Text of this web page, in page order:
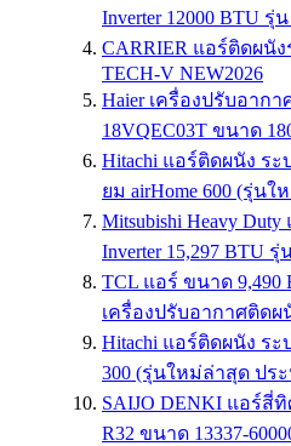
Inverter 12000 BTU รุ่
CARRIER แอร์ติดผนั
TECH-V NEW2026
Haier เครื่องปรับอากา
18VQEC03T ขนาด
Hitachi แอร์ติดผนัง ระ
ยม airHome 600 (รุ่น
Mitsubishi Heavy
Inverter 15,297 BTU รุ่
TCL แอร์ ขนาด 9,490
เครื่องปรับอากาศติดผ
Hitachi แอร์ติดผนัง ระ
300 (รุ่นใหม่ล่าสุด ปร
SAIJO DENKI แอร์สี่
R32 ขนาด 13337-